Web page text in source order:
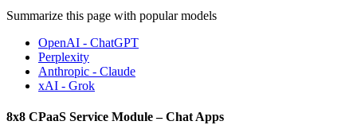
Summarize this page with popular models
OpenAI - ChatGPT
Perplexity
Anthropic - Claude
xAI - Grok
8x8 CPaaS Service Module – Chat Apps